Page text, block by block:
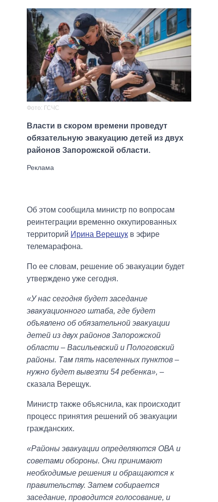
Фото: ГСЧС
Власти в скором времени проведут
обязательную эвакуацию детей из двух
районов Запорожской области.
Об этом сообщила министр по вопросам
реинтеграции временно оккупированных
территорий Ирина Верещук в эфире
телемарафона.
По ее словам, решение об эвакуации будет
утверждено уже сегодня.
«У нас сегодня будет заседание
эвакуационного штаба, где будет
объявлено об обязательной эвакуации
детей из двух районов Запорожской
области – Васильевский и Пологовский
районы. Там пять населенных пунктов –
нужно будет вывезти 54 ребенка», –
сказала Верещук.
Министр также объяснила, как происходит
процесс принятия решений об эвакуации
гражданских.
«Районы эвакуации определяются ОВА и
советами обороны. Они принимают
необходимые решения и обращаются к
правительству. Затем собирается
заседание, проводится голосование, и